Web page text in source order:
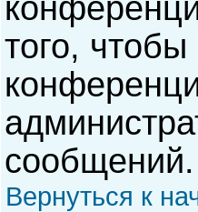
того,
сообщений.
Вернуться к